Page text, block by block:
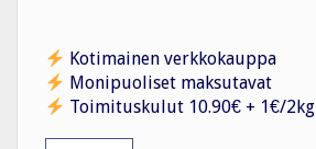
Kotimainen verkkokauppa
Monipuoliset maksutavat
Toimituskulut 10.90€ + 1€/2kg